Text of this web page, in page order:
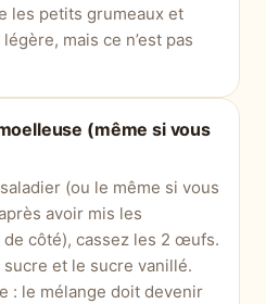
les petits grumeaux et
mais ce n’est pas
(même si vous
(ou le même si vous
avoir mis les
côté), cassez les 2 œufs.
et le sucre vanillé.
: le mélange doit devenir